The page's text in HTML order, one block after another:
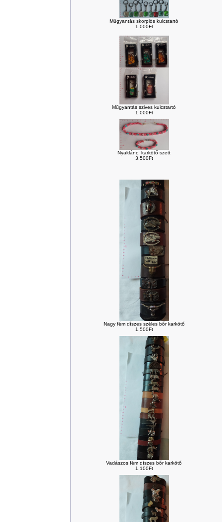
Műgyantás skorpiós kulcstartó
1.000Ft
Műgyantás szives kulcstartó
1.000Ft
Nyaklánc, karkötő szett
3.500Ft
Nagy fém díszes széles bőr karkötő
1.500Ft
Vadászos fém díszes bőr karkötő
1.100Ft